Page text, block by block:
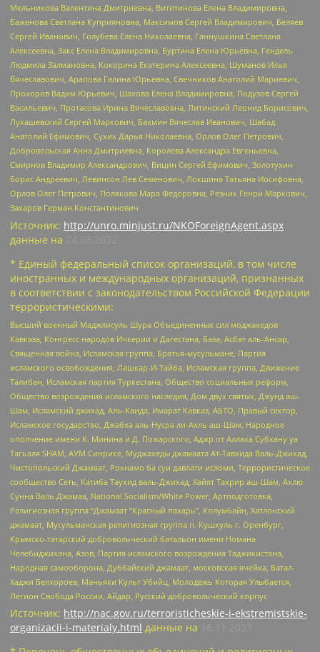
Мельникова Валентина Дмитриевна, Вититинова Елена Владимировна,
Баженова Светлана Куприяновна, Максимов Сергей Владимирович, Беляев
Сергей Иванович, Голубева Елена Николаевна, Ганнушкина Светлана
Алексеевна, Закс Елена Владимировна, Буртина Елена Юрьевна, Гендель
Людмила Залмановна, Кокорина Екатерина Алексеевна, Шуманов Илья
Вячеславович, Арапова Галина Юрьевна, Свечников Анатолий Мариевич,
Прохоров Вадим Юрьевич, Шахова Елена Владимировна, Подузов Сергей
Васильевич, Протасова Ирина Вячеславовна, Литинский Леонид Борисович,
Лукашевский Сергей Маркович, Бахмин Вячеслав Иванович, Шабад
Анатолий Ефимович, Сухих Дарья Николаевна, Орлов Олег Петрович,
Добровольская Анна Дмитриевна, Королева Александра Евгеньевна,
Смирнов Владимир Александрович, Вицин Сергей Ефимович, Золотухин
Борис Андреевич, Левинсон Лев Семенович, Локшина Татьяна Иосифовна,
Орлов Олег Петрович, Полякова Мара Федоровна, Резник Генри Маркович,
Захаров Герман Константинович
Источник: http://unro.minjust.ru/NKOForeignAgent.aspx
данные на
* Единый федеральный список организаций, в том числе
иностранных и международных организаций, признанных
в соответствии с законодательством Российской Федерации
террористическими:
Высший военный Маджлисуль Шура Объединенных сил моджахедов
Кавказа, Конгресс народов Ичкерии и Дагестана, База, Асбат аль-Ансар,
Священная война, Исламская группа, Братья-мусульмане, Партия
исламского освобождения, Лашкар-И-Тайба, Исламская группа, Движение
Талибан, Исламская партия Туркестана, Общество социальных реформ,
Общество возрождения исламского наследия, Дом двух святых, Джунд аш-
Шам, Исламский джихад, Аль-Каида, Имарат Кавказ, АБТО, Правый сектор,
Исламское государство, Джабха аль-Нусра ли-Ахль аш-Шам, Народное
ополчение имени К. Минина и Д. Пожарского, Аджр от Аллаха Субхану уа
Тагьаля SHAM, АУМ Синрике, Муджахеды джамаата Ат-Тавхида Валь-Джихад,
Чистопольский Джамаат, Рохнамо ба суи давлати исломи, Террористическое
сообщество Сеть, Катиба Таухид валь-Джихад, Хайят Тахрир аш-Шам, Ахлю
Сунна Валь Джамаа, National Socialism/White Power, Артподготовка,
Религиозная группа “Джамаат “Красный пахарь”, Колумбайн, Хатлонский
джамаат, Мусульманская религиозная группа п. Кушкуль г. Оренбург,
Крымско-татарский добровольческий батальон имени Номана
Челебиджихана, Азов, Партия исламского возрождения Таджикистана,
Народная самооборона, Дуббайский джамаат, московская ячейка, Батал-
Хаджи Белхороев, Маньяки Культ Убийц, Молодёжь Которая Улыбается,
Легион Свобода России, Айдар, Русский добровольческий корпус
Источник: http://nac.gov.ru/terroristicheskie-i-ekstremistskie-
organizacii-i-materialy.html данные на